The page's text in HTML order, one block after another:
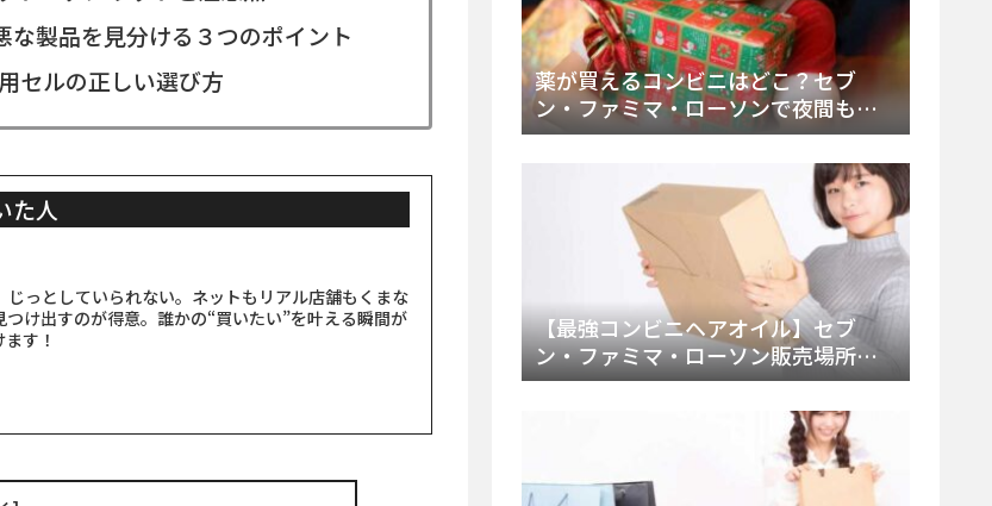
な製品を見分ける３つのポイント
セルの正しい選び方
た人
じっとしていられない。ネットもリアル店舗もくまな
け出すのが得意。誰かの“買いたい”を叶える瞬間が
す！
薬が買えるコンビニはどこ？セブ
ン・ファミマ・ローソンで夜間も買
える市販薬の種類と販売店の探し方
【最強コンビニヘアオイル】セブ
ン・ファミマ・ローソン販売場所
は？今すぐ買えるおすすめ市販品を